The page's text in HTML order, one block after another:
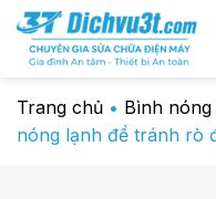
Chuyển
đến
dung
Trang chủ • Bình
nóng lạnh để tránh rò